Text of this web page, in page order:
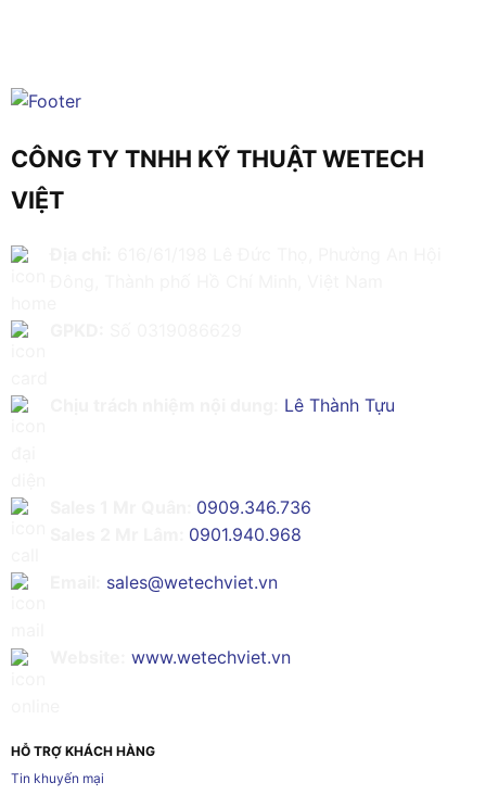
CÔNG TY TNHH KỸ THUẬT WETECH
VIỆT
Lê Thành Tựu
0909.346.736
0901.940.968
sales@wetechviet.vn
www.wetechviet.vn
HỖ TRỢ KHÁCH HÀNG
Tin khuyến mại